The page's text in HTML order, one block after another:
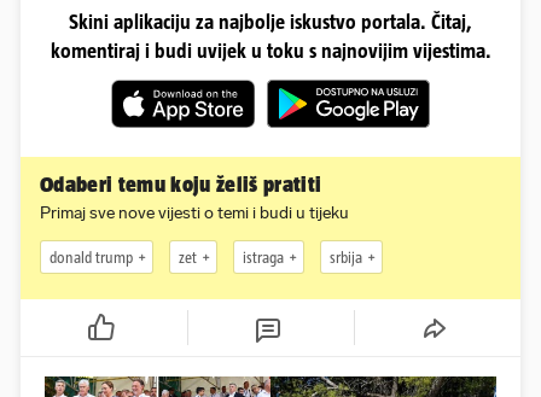
Skini aplikaciju za najbolje iskustvo portala. Čitaj,
komentiraj i budi uvijek u toku s najnovijim vijestima.
Odaberi temu koju želiš pratiti
Primaj sve nove vijesti o temi i budi u tijeku
donald trump zet istraga srbija